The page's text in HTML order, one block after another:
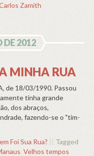
Zamith
DE 2012
MINHA RUA
de 18/03/1990. Passou
tinha grande
dos abraços,
fazendo-se o "tim-
Foi Sua Rua? || Tagged
, Velhos tempos